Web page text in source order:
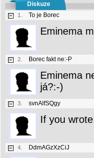
Diskuze
1. To je Borec
Eminema
2. Borec fakt ne:-P
Eminema
já?:-)
3. svnAlfSQgy
If you
4. DdmAGzXzCiJ